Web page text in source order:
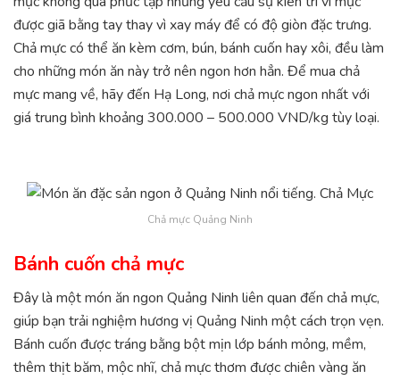
được giã bằng tay thay vì xay máy để có độ giòn đặc trưng.
Chả mực có thể ăn kèm cơm, bún, bánh cuốn hay xôi, đều làm
cho những món ăn này trở nên ngon hơn hẳn. Để mua chả
mực mang về, hãy đến Hạ Long, nơi chả mực ngon nhất với
giá trung bình khoảng 300.000 – 500.000 VND/kg tùy loại.
Chả mực Quảng Ninh
Bánh cuốn chả mực
Đây là một món ăn ngon Quảng Ninh liên quan đến chả mực,
giúp bạn trải nghiệm hương vị Quảng Ninh một cách trọn vẹn.
Bánh cuốn được tráng bằng bột mịn lớp bánh mỏng, mềm,
thêm thịt băm, mộc nhĩ, chả mực thơm được chiên vàng ăn